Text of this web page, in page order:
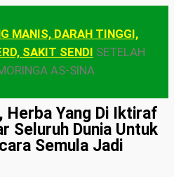
MANIS, DARAH TINGGI,
SAKIT SENDI SETELAH
AS-SINA
Herba Yang Di Iktiraf
Seluruh Dunia Untuk
Semula Jadi